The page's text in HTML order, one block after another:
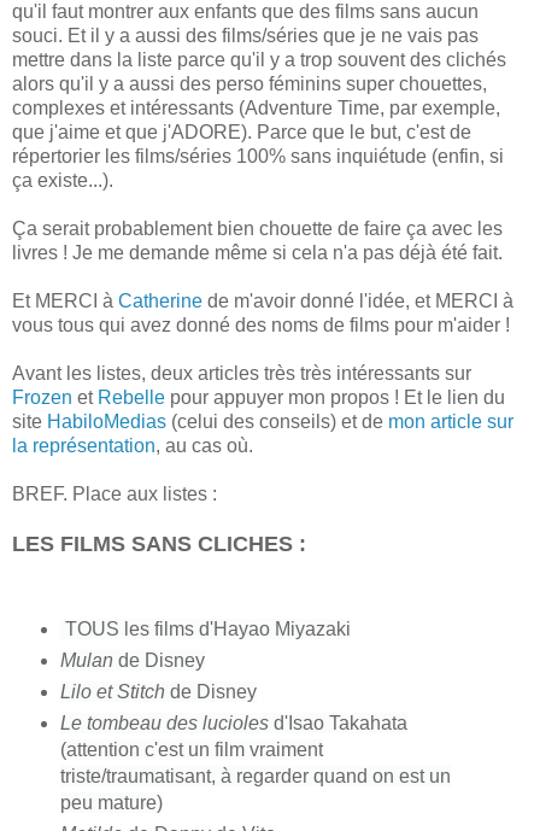
qu'il faut montrer aux enfants que des films sans aucun
souci. Et il y a aussi des films/séries que je ne vais pas
mettre dans la liste parce qu'il y a trop souvent des clichés
alors qu'il y a aussi des perso féminins super chouettes,
complexes et intéressants (Adventure Time, par exemple,
que j'aime et que j'ADORE). Parce que le but, c'est de
répertorier les films/séries 100% sans inquiétude (enfin, si
ça existe...).
Ça serait probablement bien chouette de faire ça avec les
livres ! Je me demande même si cela n'a pas déjà été fait.
Et MERCI à Catherine de m'avoir donné l'idée, et MERCI à
vous tous qui avez donné des noms de films pour m'aider !
Avant les listes, deux articles très très intéressants sur
Frozen et Rebelle pour appuyer mon propos ! Et le lien du
site HabiloMedias (celui des conseils) et de mon article sur
la représentation, au cas où.
BREF. Place aux listes :
LES FILMS SANS CLICHES :
TOUS l es films d'Hayao Miyazaki
Mulan de Disney
Lilo et Stitch de Disney
Le tombeau des lucioles d'Isao Takahata
(attention c'est un film vraiment
triste/traumatisant, à regarder quand on est un
peu mature)